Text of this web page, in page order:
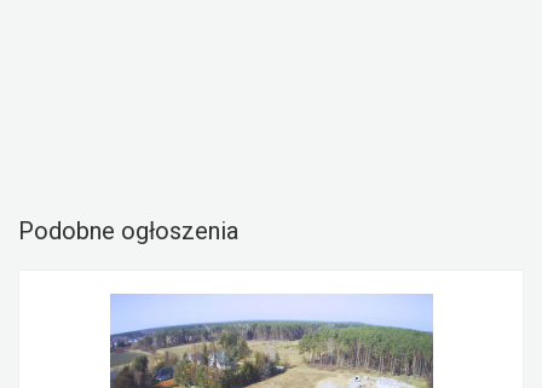
Podobne ogłoszenia